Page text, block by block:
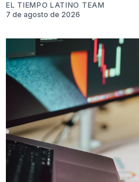
EL TIEMPO LATINO TEAM
7 de agosto de 2026